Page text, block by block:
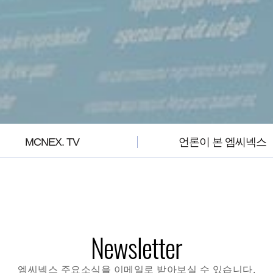
MCNEX. TV 언론이 본 엠씨넥스
Newsletter
엠씨넥스 주요소식을 이메일로 받아보실 수 있습니다.